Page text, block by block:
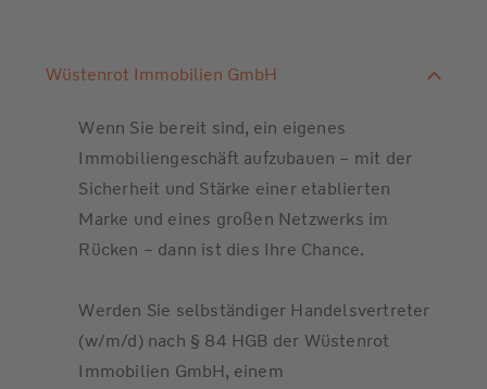
Wüstenrot Immobilien GmbH
Wenn Sie bereit sind, ein eigenes
Immobiliengeschäft aufzubauen – mit der
Sicherheit und Stärke einer etablierten
Marke und eines großen Netzwerks im
Rücken – dann ist dies Ihre Chance.
Werden Sie selbständiger Handelsvertreter
(w/m/d) nach § 84 HGB der Wüstenrot
Immobilien GmbH, einem